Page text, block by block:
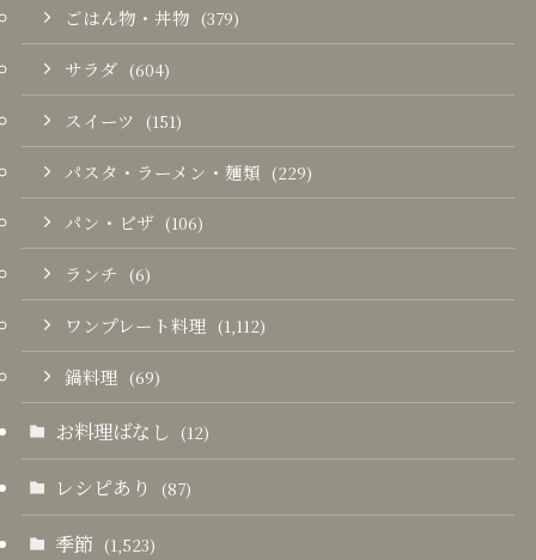
ごはん物・丼物 (379)
サラダ (604)
スイーツ (151)
パスタ・ラーメン・麺類 (229)
パン・ピザ (106)
ランチ (6)
ワンプレート料理 (1,112)
鍋料理 (69)
お料理ばなし (12)
レシピあり (87)
季節 (1,523)